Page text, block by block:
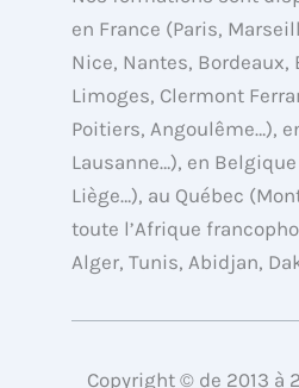
t
t
e
r
d
i
n
en France (Paris,
Nice, Nantes, Bordeaux,
Limoges, Clermont
Poitiers, Angoulême…),
Lausanne…), en
Liège…), au Québec
toute l’Afrique
Alger, Tunis, Abidjan,
Copyright © de 2013 à